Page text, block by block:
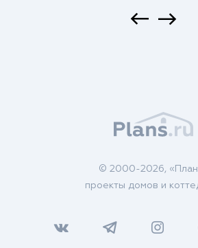
© 2000-2026,
проекты домов и